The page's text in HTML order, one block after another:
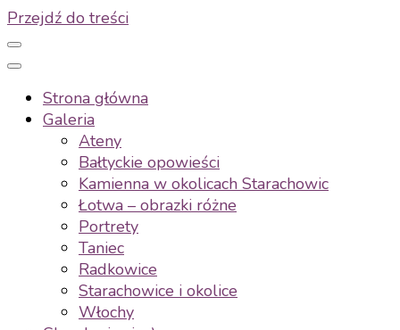
Przejdź do treści
Strona główna
Galeria
Ateny
Bałtyckie opowieści
Kamienna w okolicach Starachowic
Łotwa – obrazki różne
Portrety
Taniec
Radkowice
Starachowice i okolice
Włochy